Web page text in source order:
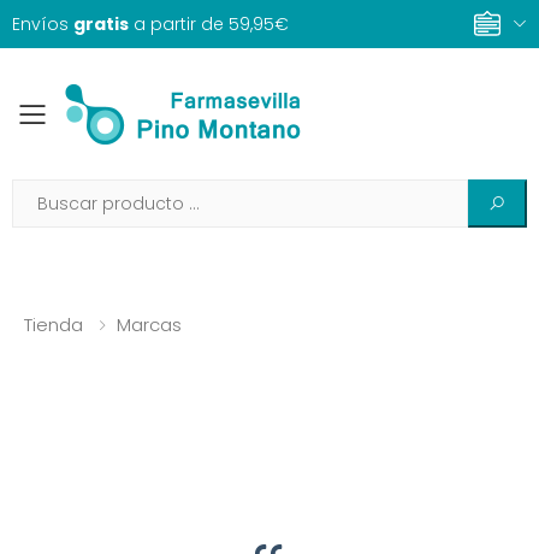
Envíos gratis a partir de 59,95€
Toggle mobile menu
Tienda Marcas